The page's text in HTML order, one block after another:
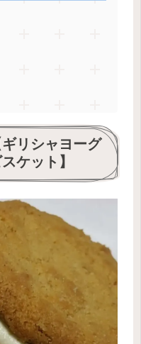
リシャヨーグ
ケット】